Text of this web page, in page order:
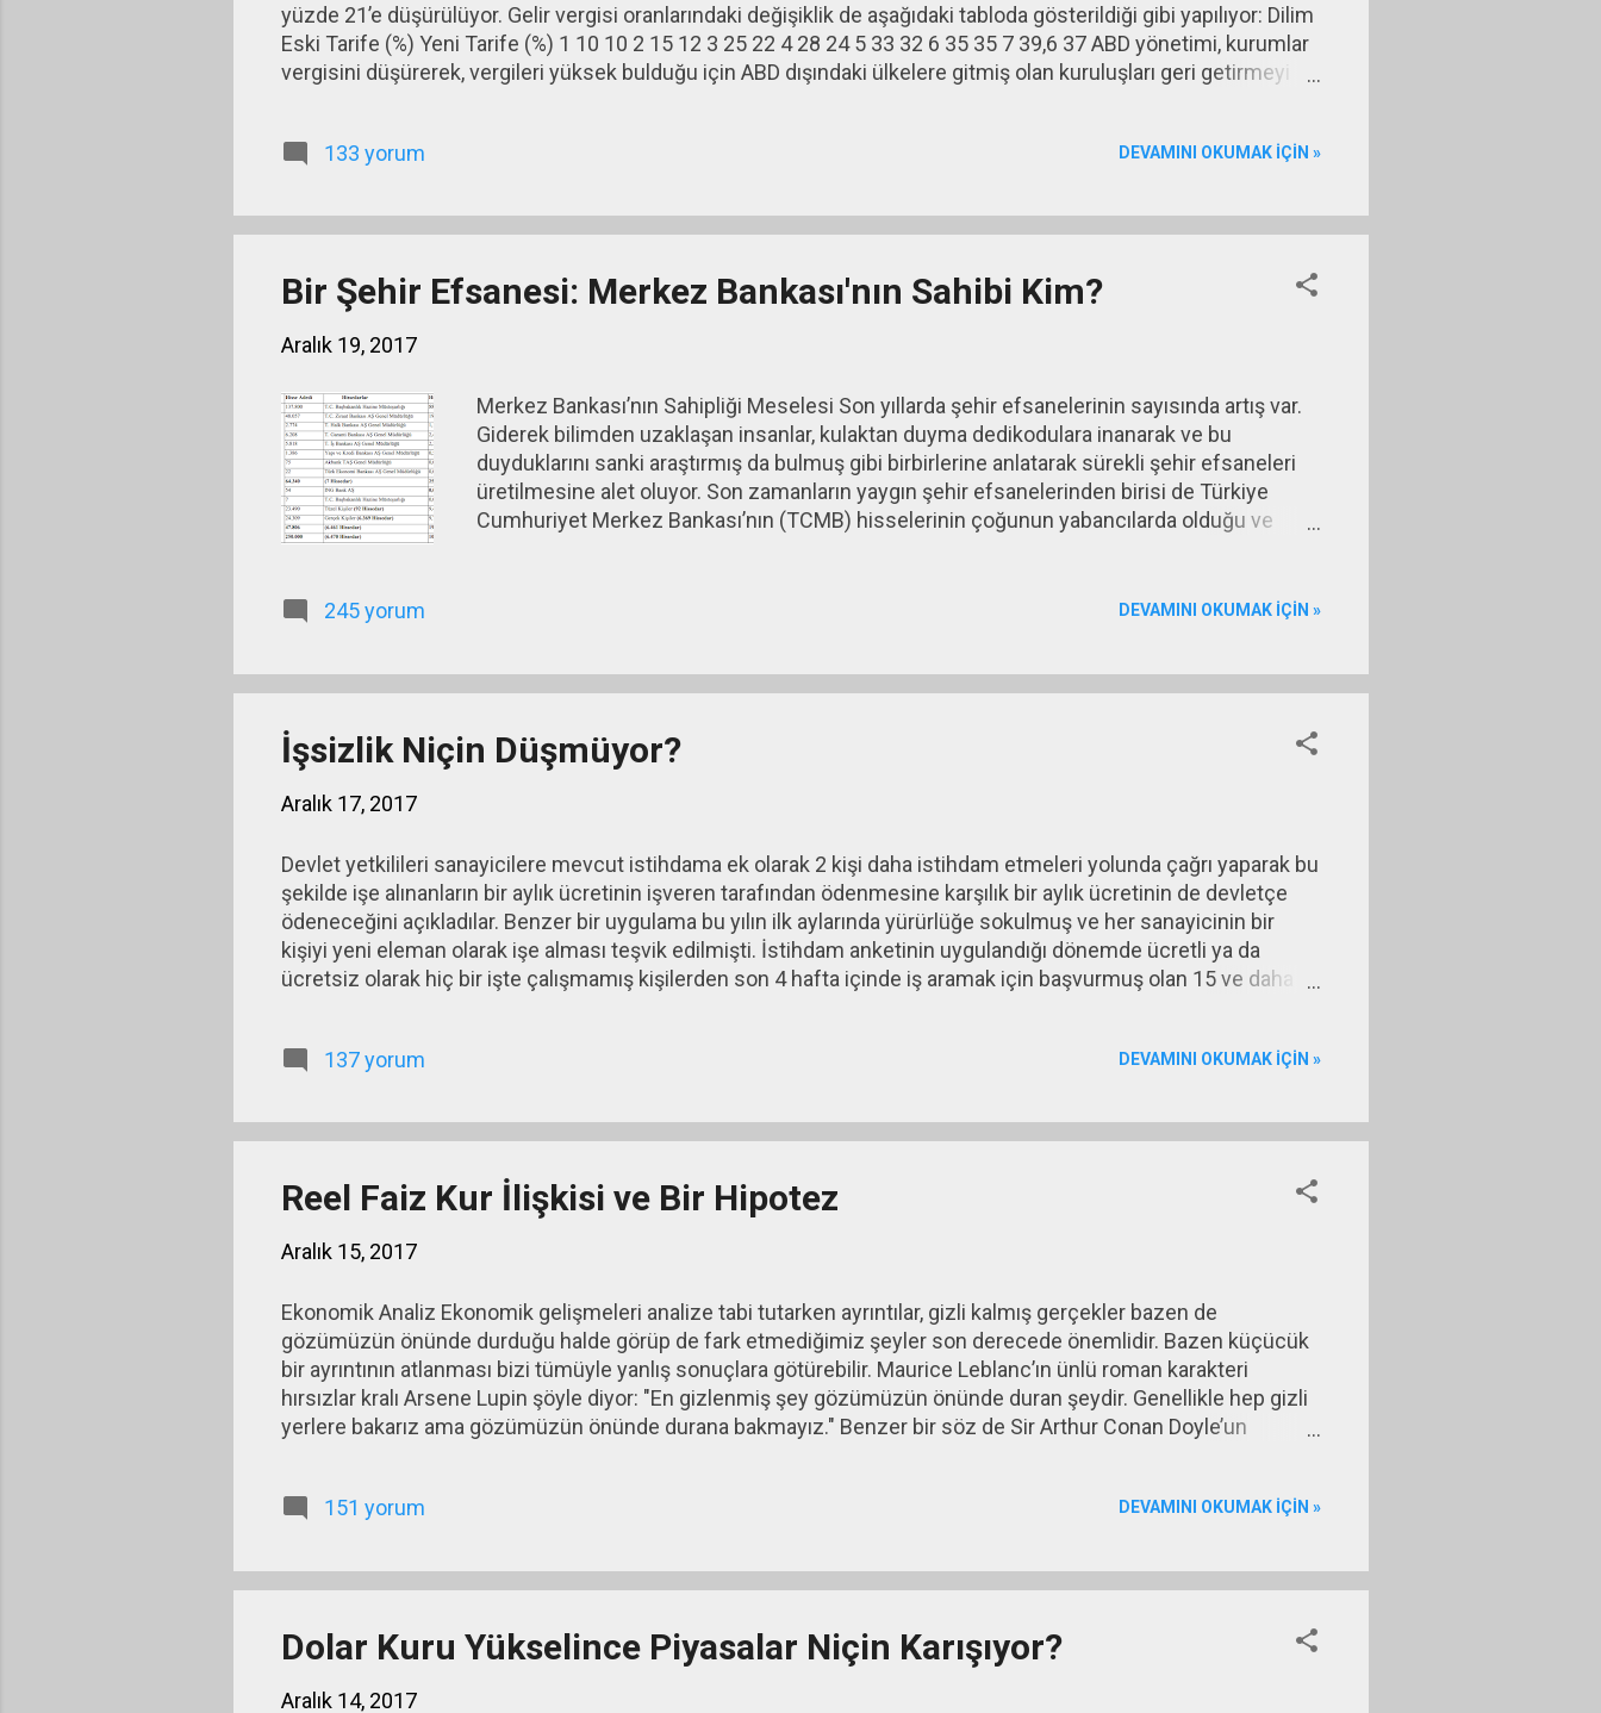
yüzde 21’e düşürülüyor. Gelir vergisi oranlarındaki değişiklik de aşağıdaki tabloda gösterildiği gibi yapılıyor: Dilim
Eski Tarife (%) Yeni Tarife (%) 1 10 10 2 15 12 3 25 22 4 28 24 5 33 32 6 35 35 7 39,6 37 ABD yönetimi, kurumlar
vergisini düşürerek, vergileri yüksek bulduğu için ABD dışındaki ülkelere gitmiş olan kuruluşları geri getirmeyi
talep artışının ekonomiyi canlandırmaya yarayacağını biliyor...
133 yorum DEVAMINI OKUMAK IÇIN »
Bir Şehir Efsanesi: Merkez Bankası'nın Sahibi Kim?
Aralık 19, 2017
Merkez Bankası’nın Sahipliği Meselesi Son yıllarda şehir efsanelerinin sayısında artış var.
Giderek bilimden uzaklaşan insanlar, kulaktan duyma dedikodulara inanarak ve bu
duyduklarını sanki araştırmış da bulmuş gibi birbirlerine anlatarak sürekli şehir efsaneleri
üretilmesine alet oluyor. Son zamanların yaygın şehir efsanelerinden birisi de Türkiye
Cumhuriyet Merkez Bankası’nın (TCMB) hisselerinin çoğunun yabancılarda olduğu ve
Kraliçesi Victoria’nın fermanıyla merkezi Londra’da bulunan İngiliz sermayeli Ottoman Bank
Fransız ortaklığı şeklinde yeniden örgütlendirildi ve Bank-ı Osmani-i Şahane (Osmanlı
245 yorum DEVAMINI OKUMAK IÇIN »
İşsizlik Niçin Düşmüyor?
Aralık 17, 2017
Devlet yetkilileri sanayicilere mevcut istihdama ek olarak 2 kişi daha istihdam etmeleri yolunda çağrı yaparak bu
şekilde işe alınanların bir aylık ücretinin işveren tarafından ödenmesine karşılık bir aylık ücretinin de devletçe
ödeneceğini açıkladılar. Benzer bir uygulama bu yılın ilk aylarında yürürlüğe sokulmuş ve her sanayicinin bir
kişiyi yeni eleman olarak işe alması teşvik edilmişti. İstihdam anketinin uygulandığı dönemde ücretli ya da
ücretsiz olarak hiç bir işte çalışmamış kişilerden son 4 hafta içinde iş aramak için başvurmuş olan 15 ve daha
bulursa 2 hafta içinde işbaşı yapmaya hazır olduğunu belirtenler var. Bunlar, son 4 hafta içinde iş aramak
137 yorum DEVAMINI OKUMAK IÇIN »
Reel Faiz Kur İlişkisi ve Bir Hipotez
Aralık 15, 2017
Ekonomik Analiz Ekonomik gelişmeleri analize tabi tutarken ayrıntılar, gizli kalmış gerçekler bazen de
gözümüzün önünde durduğu halde görüp de fark etmediğimiz şeyler son derecede önemlidir. Bazen küçücük
bir ayrıntının atlanması bizi tümüyle yanlış sonuçlara götürebilir. Maurice Leblanc’ın ünlü roman karakteri
hırsızlar kralı Arsene Lupin şöyle diyor: "En gizlenmiş şey gözümüzün önünde duran şeydir. Genellikle hep gizli
yerlere bakarız ama gözümüzün önünde durana bakmayız." Benzer bir söz de Sir Arthur Conan Doyle’un
151 yorum
DEVAMINI OKUMAK IÇIN »
Dolar Kuru Yükselince Piyasalar Niçin Karışıyor?
Aralık 14, 2017